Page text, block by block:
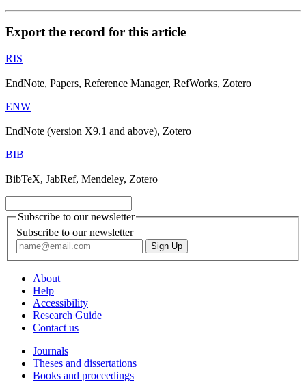
Export the record for this article
RIS
EndNote, Papers, Reference Manager, RefWorks, Zotero
ENW
EndNote (version X9.1 and above), Zotero
BIB
BibTeX, JabRef, Mendeley, Zotero
Subscribe to our newsletter
Subscribe to our newsletter
About
Help
Accessibility
Research Guide
Contact us
Journals
Theses and dissertations
Books and proceedings